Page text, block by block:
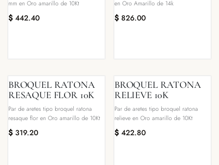
mm en Oro amarillo de 10Kt
$ 442.40
en Oro Amarillo de 14k
$ 826.00
BROQUEL RATONA
RESAQUE FLOR 10K
Par de aretes tipo broquel ratona
resaque flor en Oro amarillo de 10Kt
$ 319.20
BROQUEL RATONA
RELIEVE 10K
Par de aretes tipo broquel ratona
relieve en Oro amarillo de 10Kt
$ 422.80